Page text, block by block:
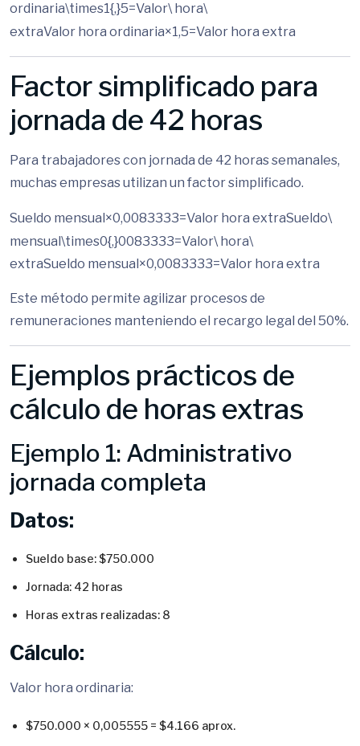
ordinaria\times1{,}5=Valor\ hora\
extraValor hora ordinaria×1,5=Valor hora extra
Factor simplificado para
jornada de 42 horas
Para trabajadores con jornada de 42 horas semanales,
muchas empresas utilizan un factor simplificado.
Sueldo mensual×0,0083333=Valor hora extraSueldo\
mensual\times0{,}0083333=Valor\ hora\
extraSue do mensua ×0,0083333=Va or hora extra
Este método permite agilizar procesos de
remuneraciones manteniendo el recargo legal del 50%.
Ejemplos prácticos de
cálculo de horas extras
Ejemplo 1: Administrativo
jornada completa
Datos:
Sueldo base: $750.000
Jornada: 42 horas
Horas extras realizadas: 8
Cálculo:
Valor hora ordinaria:
$750.000 × 0,005555 = $4.166 aprox.